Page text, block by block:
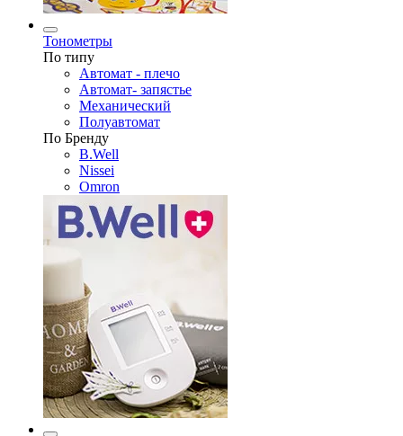
Тонометры
По типу
Автомат - плечо
Автомат- запястье
Механический
Полуавтомат
По Бренду
B.Well
Nissei
Omron